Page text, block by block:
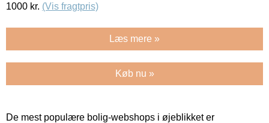
1000 kr. (Vis fragtpris)
Læs mere »
Køb nu »
De mest populære bolig-webshops i øjeblikket er